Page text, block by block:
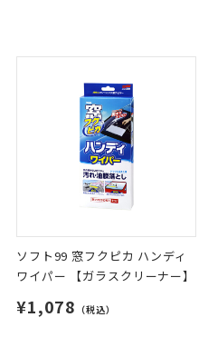
ソフト99 窓フクピカ ハンディ
ワイパー 【ガラスクリーナー】
¥1,078 （税込）